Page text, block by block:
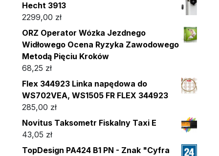
Hecht 3913
2299,00 zł
ORZ Operator Wózka Jezdnego
Widłowego Ocena Ryzyka Zawodowego
Metodą Pięciu Kroków
68,25 zł
Flex 344923 Linka napędowa do
WS702VEA, WS1505 FR FLEX 344923
285,00 zł
Novitus Taksometr Fiskalny Taxi E
43,05 zł
TopDesign PA424 B1 PN - Znak "Cyfra